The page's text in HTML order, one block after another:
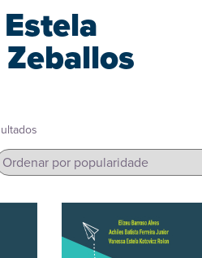
popularidade